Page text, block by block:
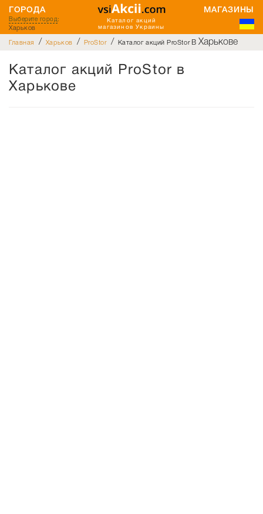
Каталог акций
магазинов Украины
ГОРОДА МАГАЗИНЫ
Выберите город:
Харьков
Главная / Харьков / ProStor / Каталог акций ProStor в Харькове
Каталог акций ProStor в
Харькове